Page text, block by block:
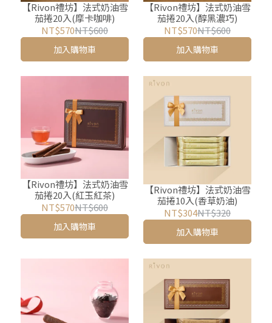
【Rivon禮坊】法式奶油雪
茄捲20入(摩卡咖啡)
NT$570NT$600
加入購物車
【Rivon禮坊】法式奶油雪
茄捲20入(醇黑濃巧)
NT$570NT$600
加入購物車
【Rivon禮坊】法式奶油雪
茄捲20入(紅玉紅茶)
NT$570NT$600
加入購物車
【Rivon禮坊】法式奶油雪
茄捲10入(香草奶油)
NT$304NT$320
加入購物車